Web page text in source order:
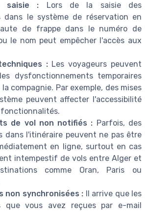
saisie : Lors de la saisie des
dans le système de réservation en
de frappe dans le numéro de
le nom peut empêcher l'accès aux
:Les voyageurs peuvent
dysfonctionnements temporaires
compagnie. Par exemple, des mises
peuvent affecter l'accessibilité
de vol non notifiés : Parfois, des
dans l'itinéraire peuvent ne pas être
en ligne, surtout en cas
intempestif de vols entre Alger et
comme Oran, Paris ou
non synchronisées : Il arrive que les
que vous avez reçues par e-mail